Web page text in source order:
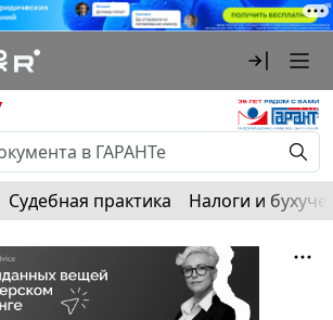
Судебная практика Налоги и